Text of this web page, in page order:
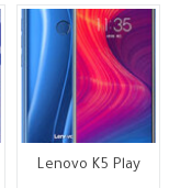
Lenovo K5 Play